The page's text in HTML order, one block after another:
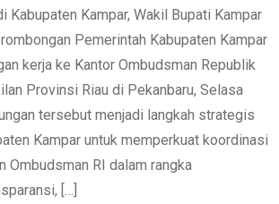
Kabupaten Kampar, Wakil Bupati Kampar
Pemerintah Kabupaten Kampar
kerja ke Kantor Ombudsman Republik
Provinsi Riau di Pekanbaru, Selasa
tersebut menjadi langkah strategis
Kampar untuk memperkuat koordinasi
Ombudsman RI dalam rangka
[…]